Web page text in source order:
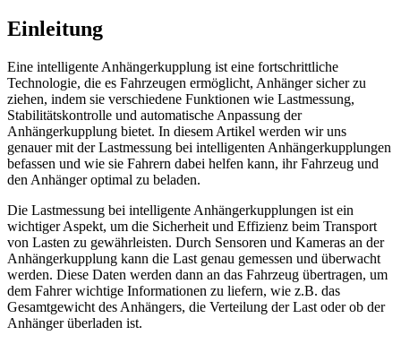
Einleitung
Eine intelligente Anhängerkupplung ist eine fortschrittliche
Technologie, die es Fahrzeugen ermöglicht, Anhänger sicher zu
ziehen, indem sie verschiedene Funktionen wie Lastmessung,
Stabilitätskontrolle und automatische Anpassung der
Anhängerkupplung bietet. In diesem Artikel werden wir uns
genauer mit der Lastmessung bei intelligenten Anhängerkupplungen
befassen und wie sie Fahrern dabei helfen kann, ihr Fahrzeug und
den Anhänger optimal zu beladen.
Die Lastmessung bei intelligente Anhängerkupplungen ist ein
wichtiger Aspekt, um die Sicherheit und Effizienz beim Transport
von Lasten zu gewährleisten. Durch Sensoren und Kameras an der
Anhängerkupplung kann die Last genau gemessen und überwacht
werden. Diese Daten werden dann an das Fahrzeug übertragen, um
dem Fahrer wichtige Informationen zu liefern, wie z.B. das
Gesamtgewicht des Anhängers, die Verteilung der Last oder ob der
Anhänger überladen ist.